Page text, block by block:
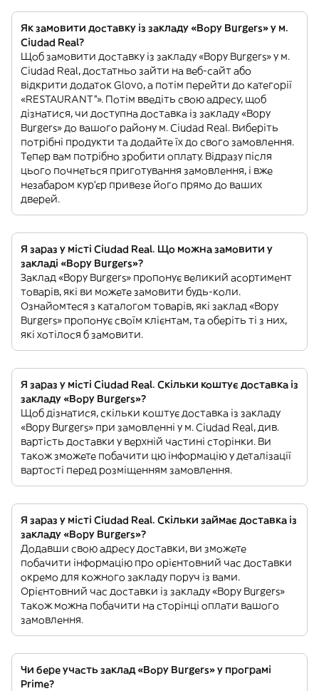
Як замовити доставку із закладу «Bopy Burgers» у м.
Ciudad Real?
Щоб замовити доставку із закладу «Bopy Burgers» у м.
Ciudad Real, достатньо зайти на веб-сайт або
відкрити додаток Glovo, а потім перейти до категорії
«RESTAURANT”». Потім введіть свою адресу, щоб
дізнатися, чи доступна доставка із закладу «Bopy
Burgers» до вашого району м. Ciudad Real. Виберіть
потрібні продукти та додайте їх до свого замовлення.
Тепер вам потрібно зробити оплату. Відразу після
цього почнеться приготування замовлення, і вже
незабаром кур'єр привезе його прямо до ваших
дверей.
Я зараз у місті Ciudad Real. Що можна замовити у
закладі «Bopy Burgers»?
Заклад «Bopy Burgers» пропонує великий асортимент
товарів, які ви можете замовити будь-коли.
Ознайомтеся з каталогом товарів, які заклад «Bopy
Burgers» пропонує своїм клієнтам, та оберіть ті з них,
які хотілося б замовити.
Я зараз у місті Ciudad Real. Скільки коштує доставка із
закладу «Bopy Burgers»?
Щоб дізнатися, скільки коштує доставка із закладу
«Bopy Burgers» при замовленні у м. Ciudad Real, див.
вартість доставки у верхній частині сторінки. Ви
також зможете побачити цю інформацію у деталізації
вартості перед розміщенням замовлення.
Я зараз у місті Ciudad Real. Скільки займає доставка із
закладу «Bopy Burgers»?
Додавши свою адресу доставки, ви зможете
побачити інформацію про орієнтовний час доставки
окремо для кожного закладу поруч із вами.
Орієнтовний час доставки із закладу «Bopy Burgers»
також можна побачити на сторінці оплати вашого
замовлення.
Чи бере участь заклад «Bopy Burgers» у програмі
Prime?